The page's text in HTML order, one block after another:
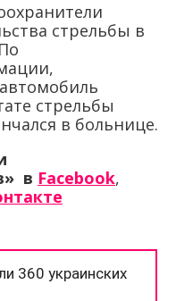
стрельбы в
стрельбы
в больнице.
в Facebook,